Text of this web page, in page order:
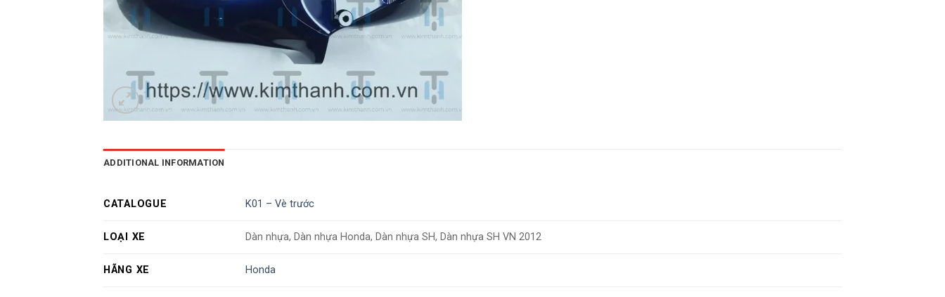
ADDITIONAL INFORMATION
CATALOGUE K01 – Vè trước
LOẠI XE Dàn nhựa, Dàn nhựa Honda, Dàn nhựa SH, Dàn nhựa SH VN 2012
HÃNG XE Honda